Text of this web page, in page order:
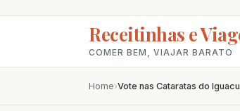
Receitinhas e
COMER BEM, VIAJAR BARATO
Home›Vote nas Cataratas do